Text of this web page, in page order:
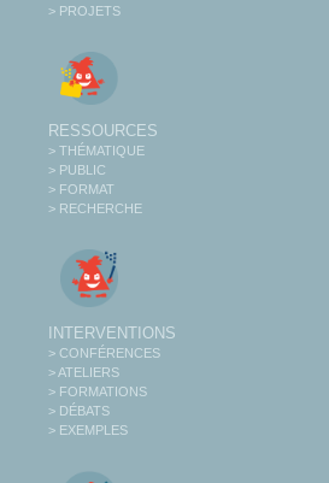
> PROJETS
RESSOURCES
> THÉMATIQUE
> PUBLIC
> FORMAT
> RECHERCHE
INTERVENTIONS
> CONFÉRENCES
> ATELIERS
> FORMATIONS
> DÉBATS
> EXEMPLES